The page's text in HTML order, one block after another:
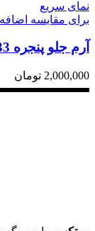
نمای سریع
برای مقایسه اضافه
آرم جلو پنجره X33 کراس
2,000,000 تومان